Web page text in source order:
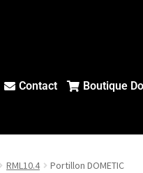
Contact Boutique
RML10.4 Portillon DOMETIC